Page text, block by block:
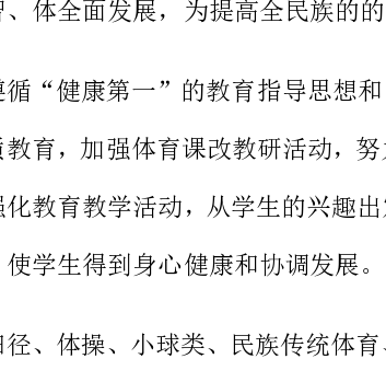
败不馁，自觉遵守规则，团结协作等优良品质。
良好习惯，使学生得到身心健康和协调发展。
学习田径、体操、小球类、民族传统体育、韵律活动和舞蹈等项目